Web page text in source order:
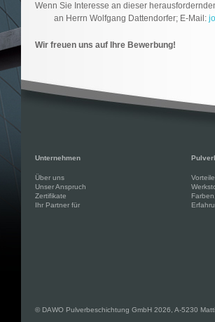
Wenn Sie Interesse an dieser
an Herrn Wolfgang Dattendorfer; E-Mail:
Wir freuen uns auf Ihre Bewerbung!
Unternehmen
Über uns
Unser Anspruch
Zertifikate
Ihr Partner für
Vorteile
© DAWO Pulverbeschichtung GmbH 2026, A-5230